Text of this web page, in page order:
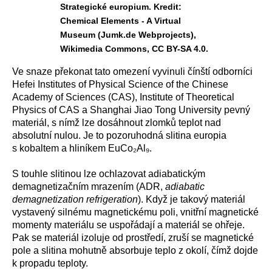
Strategické europium. Kredit:
Chemical Elements - A Virtual
Museum (Jumk.de Webprojects),
Wikimedia Commons, CC BY-SA 4.0.
Ve snaze překonat tato omezení vyvinuli čínští odborníci
Hefei Institutes of Physical Science of the Chinese
Academy of Sciences (CAS), Institute of Theoretical
Physics of CAS a Shanghai Jiao Tong University pevný
materiál, s nímž lze dosáhnout zlomků teplot nad
absolutní nulou. Je to pozoruhodná slitina europia
s kobaltem a hliníkem EuCo₂Al₉.
S touhle slitinou lze ochlazovat adiabatickým
demagnetizačním mrazením (ADR, adiabatic
demagnetization refrigeration). Když je takový materiál
vystavený silnému magnetickému poli, vnitřní magnetické
momenty materiálu se uspořádají a materiál se ohřeje.
Pak se materiál izoluje od prostředí, zruší se magnetické
pole a slitina mohutně absorbuje teplo z okolí, čímž dojde
k propadu teploty.